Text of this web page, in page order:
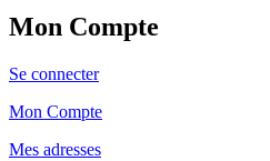
Mon Compte
Se connecter
Mon Compte
Mes adresses